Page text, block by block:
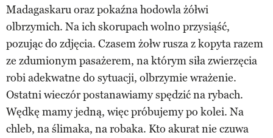
Madagaskaru oraz pokaźna hodowla żółwi
olbrzymich. Na ich skorupach wolno przysiąść,
pozując do zdjęcia. Czasem żołw rusza z kopyta razem
ze zdumionym pasażerem, na którym siła zwierzęcia
robi adekwatne do sytuacji, olbrzymie wrażenie.
Ostatni wieczór postanawiamy spędzić na rybach.
Wędkę mamy jedną, więc próbujemy po kolei. Na
chleb, na ślimaka, na robaka. Kto akurat nie czuwa